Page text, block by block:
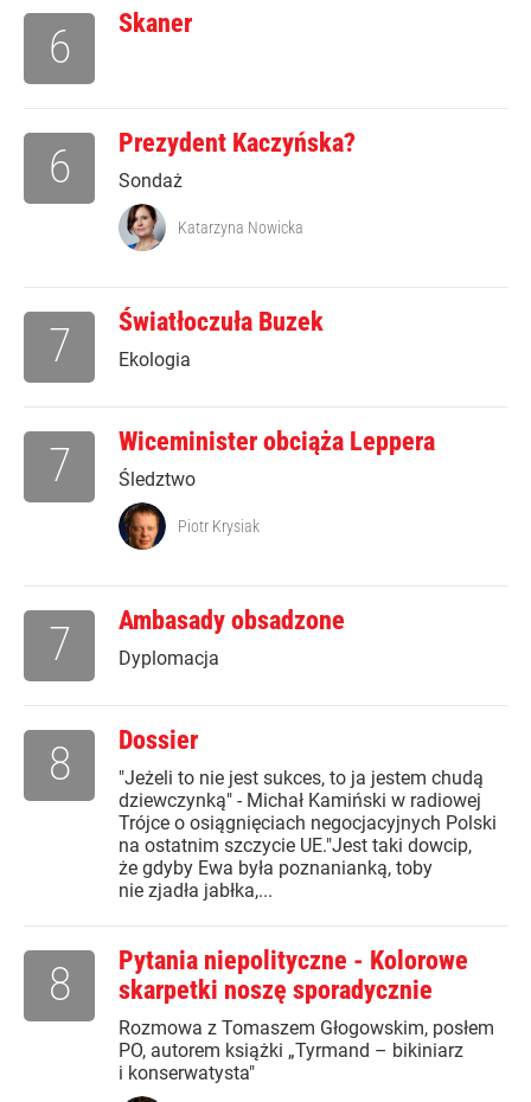
Skaner
6
Prezydent Kaczyńska?
Sondaż
6
Katarzyna Nowicka
Światłoczuła Buzek
Ekologia
7
Wiceminister obciąża Leppera
Śledztwo
7
Piotr Krysiak
Ambasady obsadzone
Dyplomacja
7
Dossier
"Jeżeli to nie jest sukces, to ja jestem chudą
dziewczynką" - Michał Kamiński w radiowej
Trójce o osiągnięciach negocjacyjnych Polski
na ostatnim szczycie UE."Jest taki dowcip,
że gdyby Ewa była poznanianką, toby
nie zjadła jabłka,...
8
Pytania niepolityczne - Kolorowe
skarpetki noszę sporadycznie
Rozmowa z Tomaszem Głogowskim, posłem
PO, autorem książki „Tyrmand – bikiniarz
i konserwatysta"
8